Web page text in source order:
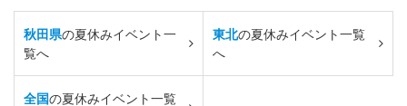
秋田県の夏休みイベント一
覧へ
東北の夏休みイベント一覧
へ
全国の夏休みイベント一覧